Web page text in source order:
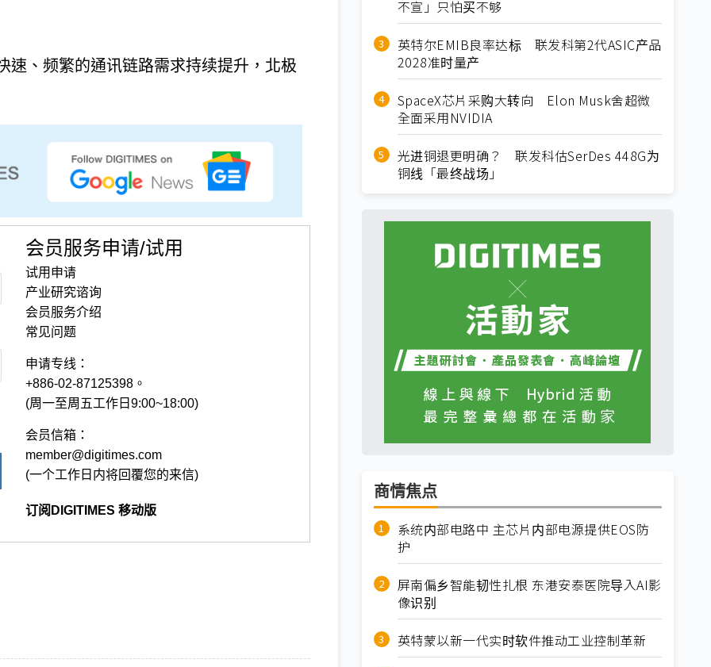
速、频繁的通讯链路需求持续提升，北极
会员服务申请/试用
试用申请
产业研究谘询
会员服务介绍
常见问题
申请专线：
+886-02-87125398。
(周一至周五工作日9:00~18:00)
会员信箱：
member@digitimes.com
(一个工作日内将回覆您的来信)
订阅DIGITIMES 移动版
不宣」只怕买不够
英特尔EMIB良率达标 联发科第2代ASIC产品
2028准时量产
SpaceX芯片采购大转向 Elon Musk舍超微
全面采用NVIDIA
光进铜退更明确？ 联发科估SerDes 448G为
铜线「最终战场」
商情焦点
系统内部电路中 主芯片内部电源提供EOS防
护
屏南偏乡智能韧性扎根 东港安泰医院导入AI影
像识别
英特蒙以新一代实时软件推动工业控制革新